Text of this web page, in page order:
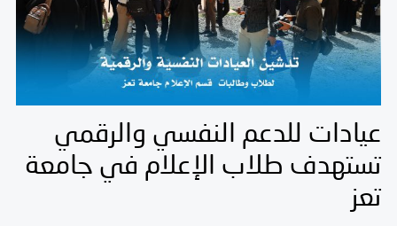
عيادات للدعم النفسي والرقمي
تستهدف طلاب الإعلام في جامعة
تعز